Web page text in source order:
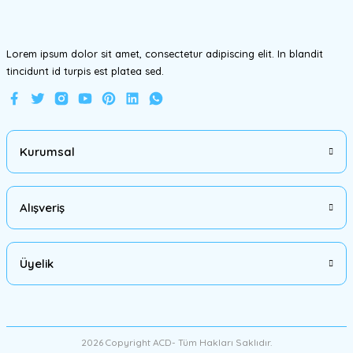
Lorem ipsum dolor sit amet, consectetur adipiscing elit. In blandit
tincidunt id turpis est platea sed.
Kurumsal
Alışveriş
Üyelik
2026 Copyright ACD- Tüm Hakları Saklıdır.